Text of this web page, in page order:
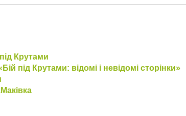
Крутами
під Крутами: відомі і невідомі сторінки»